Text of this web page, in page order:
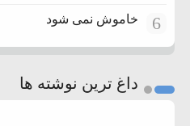
6 خاموش نمی شود
داغ ترین نوشته ها